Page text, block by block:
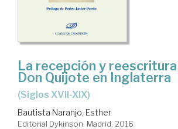
La recepción y
Don Quijote en Inglaterra
(siglos XVII-XIX)
Bautista Naranjo, Esther
Editorial Dykinson. Madrid, 2016